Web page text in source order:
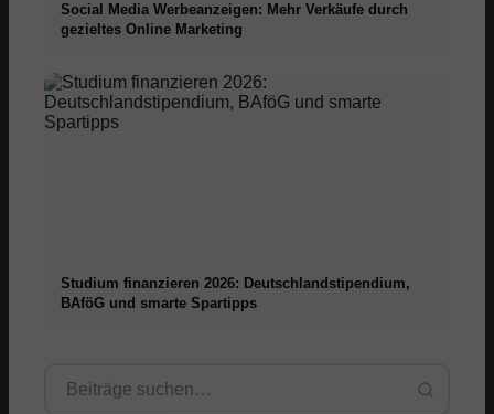
Social Media Werbeanzeigen: Mehr Verkäufe durch
gezieltes Online Marketing
Studium finanzieren 2026: Deutschlandstipendium,
BAföG und smarte Spartipps